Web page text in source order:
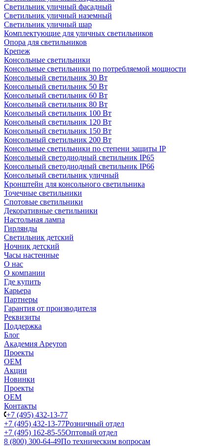
Светильник уличный фасадный
Светильник уличный наземный
Cветильник уличный шар
Комплектующие для уличных светильников
Опора для светильников
Крепеж
Консольные светильники
Консольные светильники по потребляемой мощности
Консольный светильник 30 Вт
Консольный светильник 50 Вт
Консольный светильник 60 Вт
Консольный светильник 80 Вт
Консольный светильник 100 Вт
Консольный светильник 120 Вт
Консольный светильник 150 Вт
Консольный светильник 200 Вт
Консольные светильники по степени защиты IP
Консольный светодиодный светильник IP65
Консольный светодиодный светильник IP66
Консольный светильник уличный
Кронштейн для консольного светильника
Точечные светильники
Спотовые светильники
Декоративные светильники
Настольная лампа
Гирлянды
Светильник детский
Ночник детский
Часы настенные
О нас
О компании
Где купить
Карьера
Партнеры
Гарантия от производителя
Реквизиты
Поддержка
Блог
Академия Apeyron
Проекты
ОЕМ
Акции
Новинки
Проекты
ОЕМ
Контакты
+7 (495) 432-13-77
+7 (495) 432-13-77Розничный отдел
+7 (495) 162-85-55Оптовый отдел
8 (800) 300-64-49По техническим вопросам